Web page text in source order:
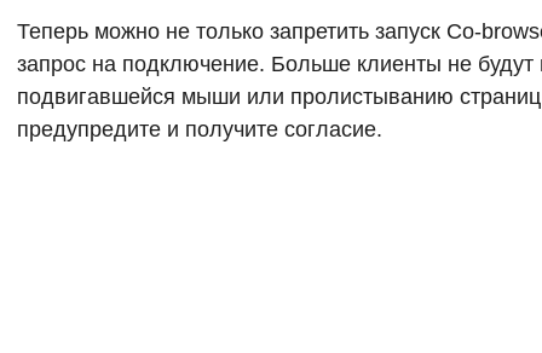
Теперь можно не только запретить запуск Сo-
запрос на подключение. Больше клиенты не будут
подвигавшейся мыши или пролистыванию
предупредите и получите согласие.